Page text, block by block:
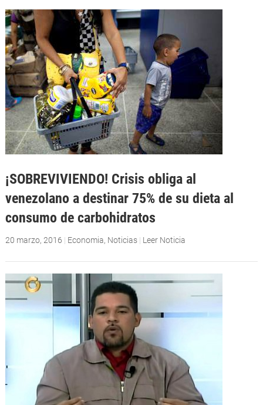
¡SOBREVIVIENDO! Crisis obliga al
venezolano a destinar 75% de su dieta al
consumo de carbohidratos
20 marzo, 2016 | Economia, Noticias | Leer Noticia